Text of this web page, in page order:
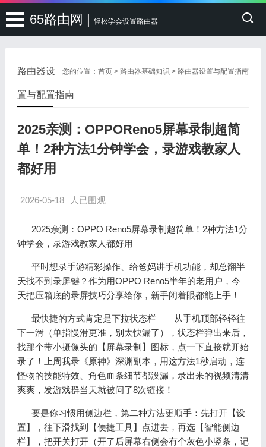
65路由网 | 轻松学会设置路由器
您的位置：首页 > 路由器基础知识 > 路由器设置与配置指南
路由器设
置与配置指南
2025亲测：OPPOReno5屏幕录制超简
单！2种方法1分钟学会，录游戏教家人
都好用
2026-05-18 人已围观
2025亲测：OPPO Reno5屏幕录制超简单！2种方法1分
钟学会，录游戏教家人都好用
平时想录手游精彩操作、给爸妈讲手机功能，却总翻半
天找不到录屏键？作为用OPPO Reno5半年的老用户，今
天把压箱底的录屏技巧分享给你，新手闭着眼都能上手！
最快捷的方式肯定是下拉状态栏——从手机顶部轻轻往
下一滑（单指慢滑更准，别太快漏了），状态栏弹出来后，
找那个带小摄像头的【屏幕录制】图标，点一下直接就开始
录了！上周我录《原神》深渊副本，用这方法1秒启动，连
怪物的技能特效、角色血条细节都没漏，录出来的视频清清
爽爽，发游戏群当天就被问了8次链接！
要是你习惯用侧边栏，第二种方法更顺手：先打开【设
置】，往下滑找到【便捷工具】点进去，再选【智能侧边
栏】，把开关打开（开了后屏幕右侧会有个灰色小竖条，记